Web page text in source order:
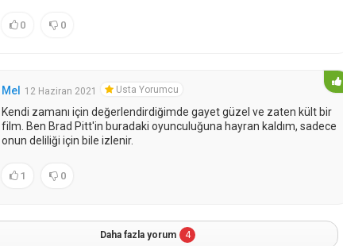
0 0
Mel 12 Haziran 2021 Usta Yorumcu
Kendi zamanı için değerlendirdiğimde gayet güzel ve zaten kült bir
film. Ben Brad Pitt'in buradaki oyunculuğuna hayran kaldım, sadece
onun deliliği için bile izlenir.
1 0
Daha fazla yorum 4